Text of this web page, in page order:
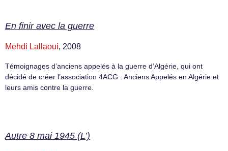
En finir avec la guerre
Mehdi Lallaoui, 2008
Témoignages d’anciens appelés à la guerre d’Algérie, qui ont
décidé de créer l’association 4ACG : Anciens Appelés en Algérie et
leurs amis contre la guerre.
Autre 8 mai 1945 (L’)